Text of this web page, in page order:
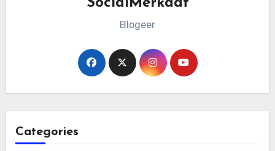
Blogeer
Categories